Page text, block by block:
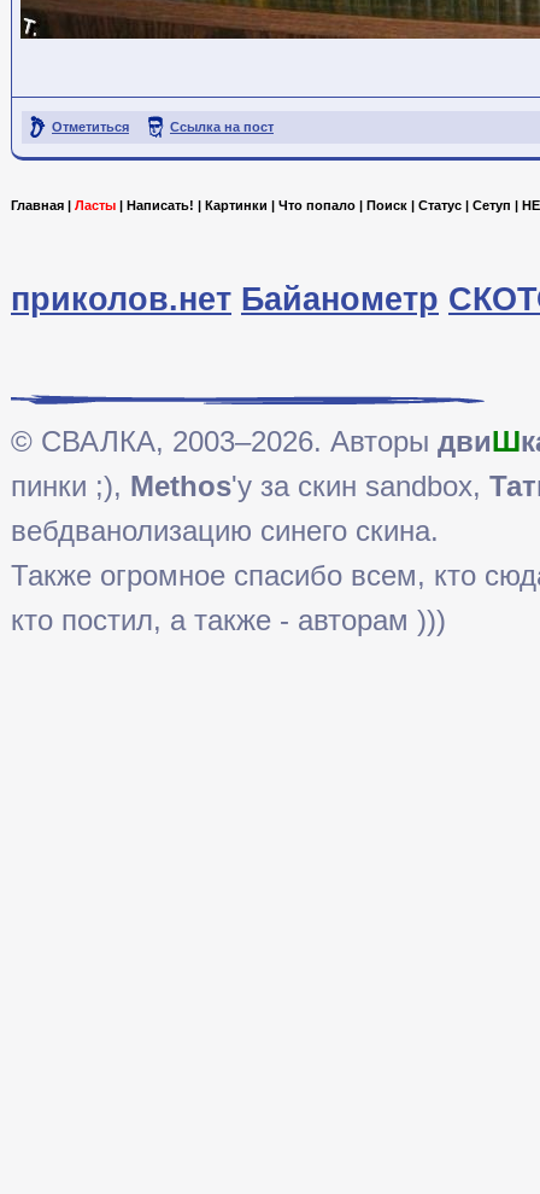
Отметиться Ссылка на пост
Главная | Ласты | Написать! | Картинки | Что попало | Поиск | Статус | Сетуп |
приколов.нет Байанометр
© СВАЛКА, 2003–2026. Авторы двиШ
пинки ;), Methos'у за скин sandbox,
вебдванолизацию синего скина.
Также огромное спасибо всем, кто
кто постил, а также - авторам )))